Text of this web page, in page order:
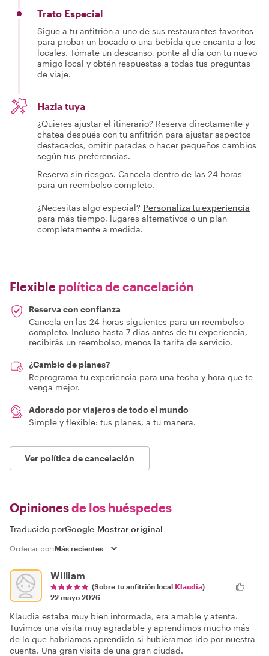
Trato Especial
Sigue a tu anfitrión a uno de sus restaurantes favoritos
para probar un bocado o una bebida que encanta a los
locales. Tómate un descanso, ponte al día con tu nuevo
amigo local y obtén respuestas a todas tus preguntas
de viaje.
Hazla tuya
¿Quieres ajustar el itinerario? Reserva directamente y
chatea después con tu anfitrión para ajustar aspectos
destacados, omitir paradas o hacer pequeños cambios
según tus preferencias.
Reserva sin riesgos. Cancela dentro de las 24 horas
para un reembolso completo.
¿Necesitas algo especial? Personaliza tu experiencia
para más tiempo, lugares alternativos o un plan
completamente a medida.
Flexible política de cancelación
Reserva con confianza
Cancela en las 24 horas siguientes para un reembolso
completo. Incluso hasta 7 días antes de tu experiencia,
recibirás un reembolso, menos la tarifa de servicio.
¿Cambio de planes?
Reprograma tu experiencia para una fecha y hora que te
venga mejor.
Adorado por viajeros de todo el mundo
Simple y flexible: tus planes, a tu manera.
Ver política de cancelación
Opinionesde los huéspedes
Traducido porGoogle-Mostrar original
Ordenar por:
William
(Sobre tu anfitrión local Klaudia)
22 mayo 2026
Klaudia estaba muy bien informada, era amable y atenta.
Tuvimos una visita muy agradable y aprendimos mucho más
de lo que habríamos aprendido si hubiéramos ido por nuestra
cuenta. Una gran visita de una gran ciudad.